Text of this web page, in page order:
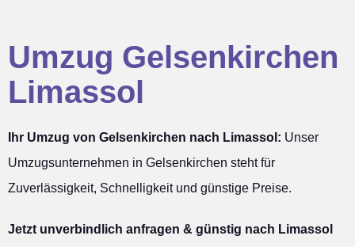
Umzug Gelsenkirchen
Limassol
Ihr Umzug von Gelsenkirchen nach Limassol: Unser
Umzugsunternehmen in Gelsenkirchen steht für
Zuverlässigkeit, Schnelligkeit und günstige Preise.
Jetzt unverbindlich anfragen & günstig nach Limassol